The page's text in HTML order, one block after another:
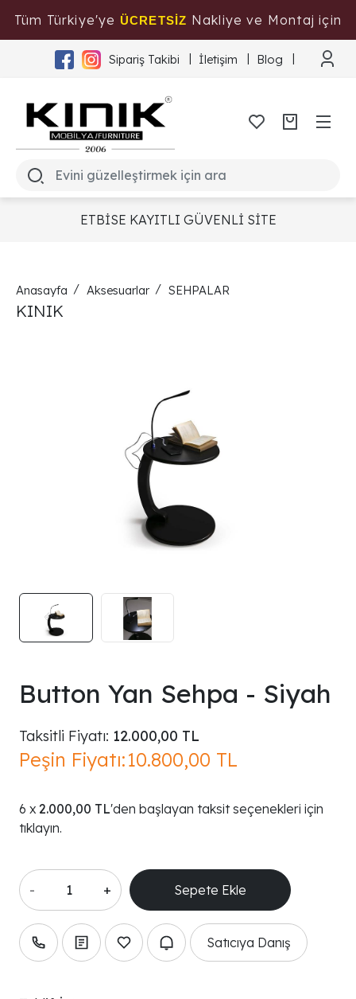
Tüm Türkiye'ye ÜCRETSİZ Nakliye ve Montaj için
Tıklayınız
Sipariş Takibi İletişim Blog
ETBİSE KAYITLI GÜVENLİ SİTE
Anasayfa Aksesuarlar SEHPALAR
KINIK
Button Yan Sehpa - Siyah
Taksitli Fiyatı: 12.000,00 TL
Peşin Fiyatı:10.800,00 TL
2.000,00 TL'den başlayan taksit seçenekleri için
tıklayın.
- +
Satıcıya Danış